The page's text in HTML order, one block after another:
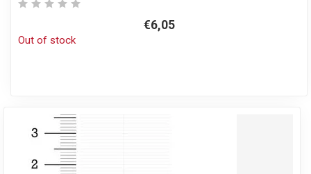
€6,05
Out of stock